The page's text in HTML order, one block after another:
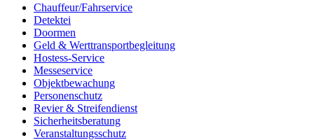
Chauffeur/Fahrservice
Detektei
Doormen
Geld & Werttransportbegleitung
Hostess-Service
Messeservice
Objektbewachung
Personenschutz
Revier & Streifendienst
Sicherheitsberatung
Veranstaltungsschutz